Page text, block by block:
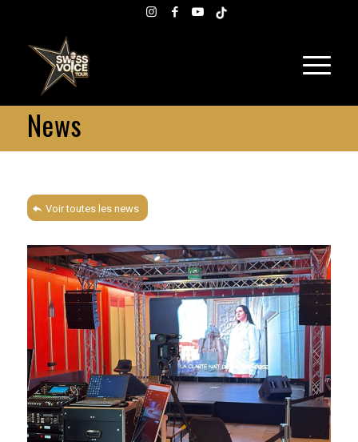
News
Voir toutes les news